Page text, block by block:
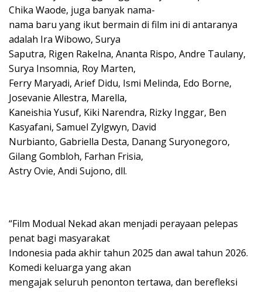
Chika Waode, juga banyak nama-
nama baru yang ikut bermain di film ini di antaranya
adalah Ira Wibowo, Surya
Saputra, Rigen Rakelna, Ananta Rispo, Andre Taulany,
Surya Insomnia, Roy Marten,
Ferry Maryadi, Arief Didu, Ismi Melinda, Edo Borne,
Josevanie Allestra, Marella,
Kaneishia Yusuf, Kiki Narendra, Rizky Inggar, Ben
Kasyafani, Samuel Zylgwyn, David
Nurbianto, Gabriella Desta, Danang Suryonegoro,
Gilang Gombloh, Farhan Frisia,
Astry Ovie, Andi Sujono, dll.
“Film Modual Nekad akan menjadi perayaan pelepas
penat bagi masyarakat
Indonesia pada akhir tahun 2025 dan awal tahun 2026.
Komedi keluarga yang akan
mengajak seluruh penonton tertawa, dan berefleksi